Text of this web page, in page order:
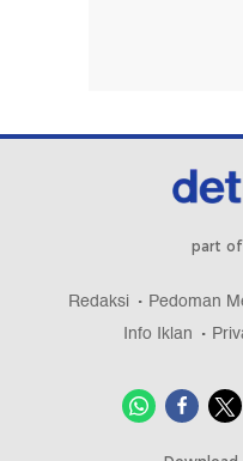
part of
Redaksi Pedoman
Info Iklan